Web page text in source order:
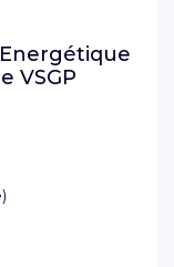
VSGP
)